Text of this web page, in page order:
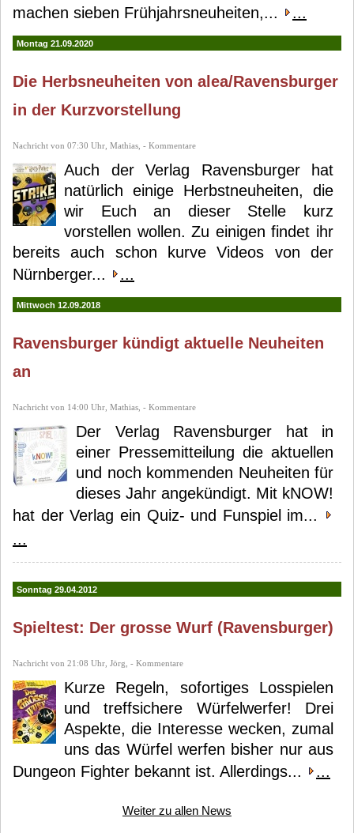
machen sieben Frühjahrsneuheiten,...
...
Montag 21.09.2020
Die Herbsneuheiten von alea/Ravensburger
in der Kurzvorstellung
Nachricht von 07:30 Uhr, Mathias, - Kommentare
Auch der Verlag Ravensburger hat
natürlich einige Herbstneuheiten, die
wir Euch an dieser Stelle kurz
vorstellen wollen. Zu einigen findet ihr
bereits auch schon kurve Videos von der
Nürnberger...
...
Mittwoch 12.09.2018
Ravensburger kündigt aktuelle Neuheiten
an
Nachricht von 14:00 Uhr, Mathias, - Kommentare
Der Verlag Ravensburger hat in
einer Pressemitteilung die aktuellen
und noch kommenden Neuheiten für
dieses Jahr angekündigt. Mit kNOW!
hat der Verlag ein Quiz- und Funspiel im...
...
Sonntag 29.04.2012
Spieltest: Der grosse Wurf (Ravensburger)
Nachricht von 21:08 Uhr, Jörg, - Kommentare
Kurze Regeln, sofortiges Losspielen
und treffsichere Würfelwerfer! Drei
Aspekte, die Interesse wecken, zumal
uns das Würfel werfen bisher nur aus
Dungeon Fighter bekannt ist. Allerdings...
...
Weiter zu allen News